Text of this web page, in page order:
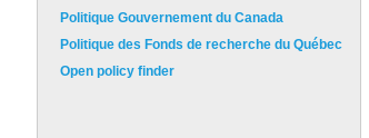
Politique Gouvernement du Canada
Politique des Fonds de recherche du Québec
Open policy finder